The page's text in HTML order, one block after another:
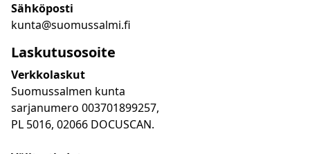
Sähköposti
kunta@suomussalmi.fi
Laskutusosoite
Verkkolaskut
Suomussalmen kunta
sarjanumero 003701899257,
PL 5016, 02066 DOCUSCAN.